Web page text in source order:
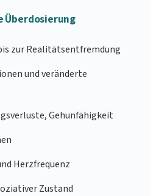
Überdosierung
zur Realitätsentfremdung
und veränderte
Gehunfähigkeit
Herzfrequenz
Zustand